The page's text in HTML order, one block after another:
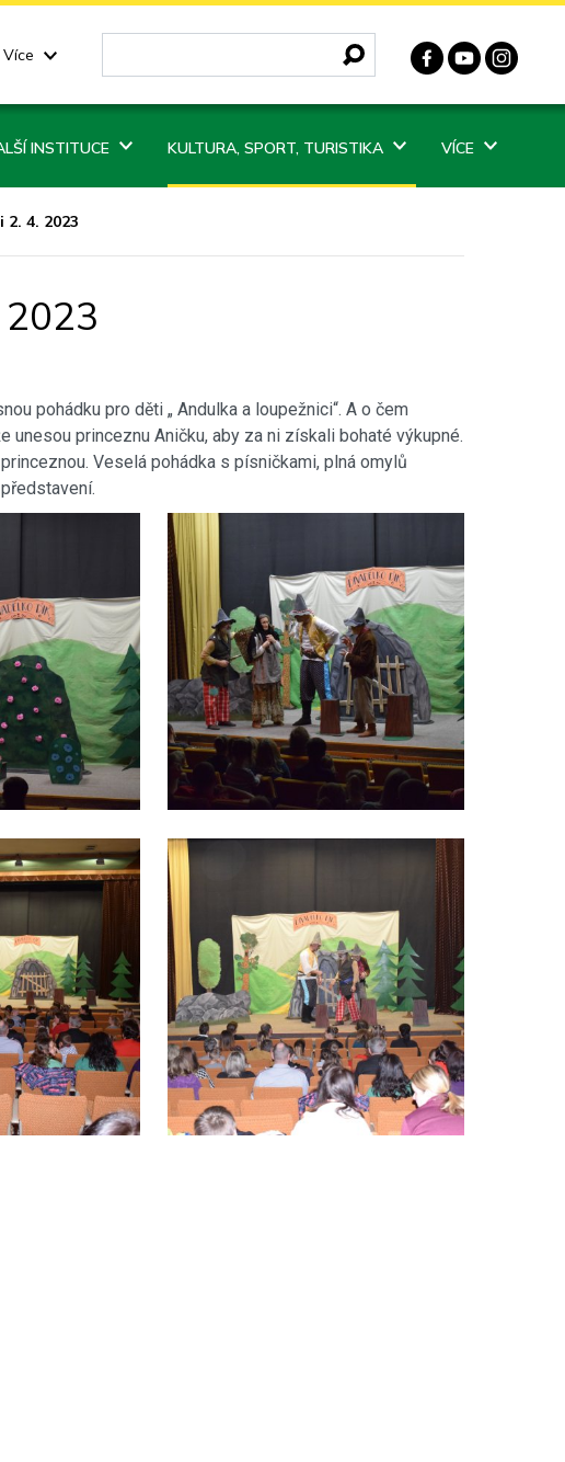
Více
INSTITUCE KULTURA, SPORT, TURISTIKA VÍCE
4. 2023
pohádku pro děti „ Andulka a loupežnici“. A o čem
unesou princeznu Aničku, aby za ni získali bohaté výkupné.
Veselá pohádka s písničkami, plná omylů